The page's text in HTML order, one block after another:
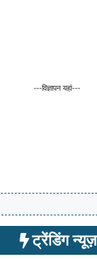
---विज्ञापन यहां---
ट्रेंडिंग न्यूज़